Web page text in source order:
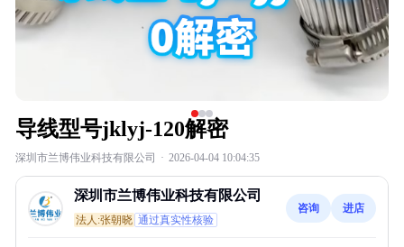
导线型号jklyj-120解密
深圳市兰博伟业科技有限公司 · 2026-04-04 10:04:35
深圳市兰博伟业科技有限公司
法人:张朝晓 通过真实性核验
咨询 进店